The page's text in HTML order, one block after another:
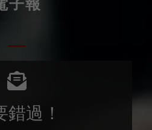
子報
錯過！